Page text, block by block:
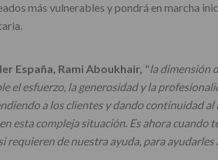
más vulnerables y pondrá en marcha
España, Rami Aboukhair, "la dimensión
el esfuerzo, la generosidad y la
a los clientes y dando continuidad
esta compleja situación. Es ahora cuando
requieren de nuestra ayuda, para